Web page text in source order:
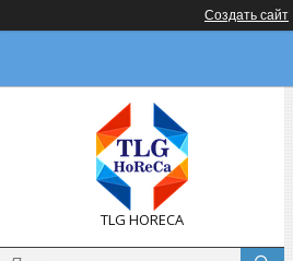
Создать сайт
TLG HORECA